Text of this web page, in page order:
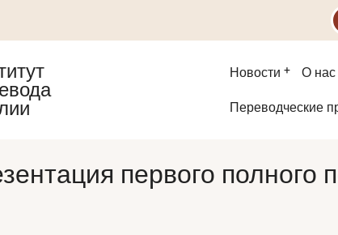
Новости О нас
Второе
Переводческие
первого полного